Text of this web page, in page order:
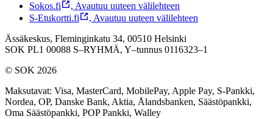
Sokos.fi
, Avautuu uuteen välilehteen
S-Etukortti.fi
, Avautuu uuteen välilehteen
Ässäkeskus, Fleminginkatu 34, 00510 Helsinki
SOK PL1 00088 S–RYHMÄ, Y–tunnus 0116323–1
© SOK 2026
Maksutavat: Visa, MasterCard, MobilePay, Apple Pay, S-Pankki,
Nordea, OP, Danske Bank, Aktia, Ålandsbanken, Säästöpankki,
Oma Säästöpankki, POP Pankki, Walley